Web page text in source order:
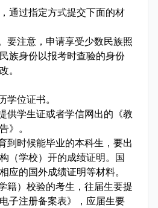
通过指定方式提交下面的材
要注意，申请享受少数民族照
族身份以报考时查验的身份
。
位证书。
供学生证或者学信网出的《教
》。
到时候能毕业的本科生，要出
（学校）开的成绩证明。国
应的国外成绩证明等材料。
籍）校验的考生，往届生要提
子注册备案表》，应届生要